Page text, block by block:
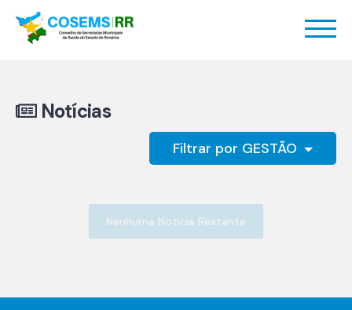
Notícias
Filtrar por GESTÃO
Nenhuma Notícia Restante